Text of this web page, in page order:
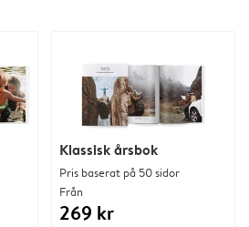
Klassisk årsbok
Pris baserat på 50 sidor
Från
269 kr